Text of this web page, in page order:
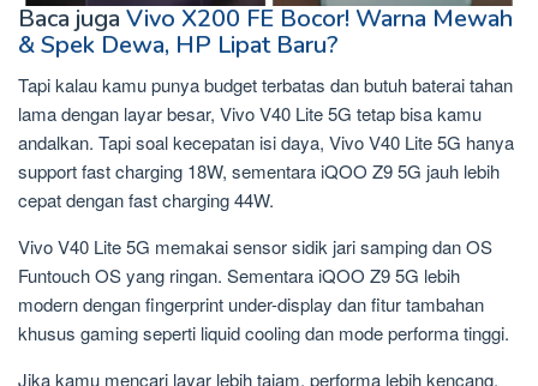
Baca juga Vivo X200 FE Bocor! Warna Mewah
& Spek Dewa, HP Lipat Baru?
Tapi kalau kamu punya budget terbatas dan butuh baterai tahan
lama dengan layar besar, Vivo V40 Lite 5G tetap bisa kamu
andalkan. Tapi soal kecepatan isi daya, Vivo V40 Lite 5G hanya
support fast charging 18W, sementara iQOO Z9 5G jauh lebih
cepat dengan fast charging 44W.
Vivo V40 Lite 5G memakai sensor sidik jari samping dan OS
Funtouch OS yang ringan. Sementara iQOO Z9 5G lebih
modern dengan fingerprint under-display dan fitur tambahan
khusus gaming seperti liquid cooling dan mode performa tinggi.
Jika kamu mencari layar lebih tajam, performa lebih kencang,